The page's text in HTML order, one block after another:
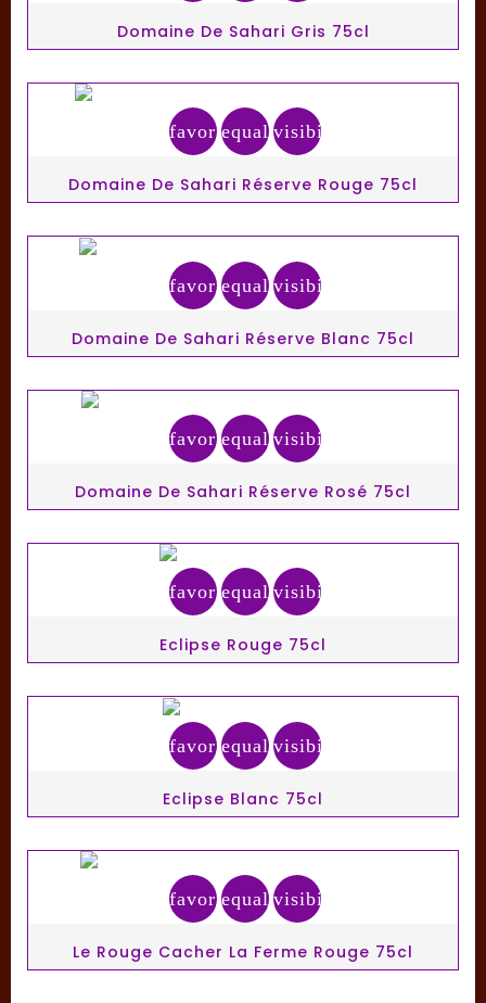
Domaine De Sahari Gris 75cl
favorite_border
equalizervisibility
Domaine De Sahari Réserve Rouge 75cl
favorite_border
equalizervisibility
Domaine De Sahari Réserve Blanc 75cl
favorite_border
equalizervisibility
Domaine De Sahari Réserve Rosé 75cl
favorite_border
equalizervisibility
Eclipse Rouge 75cl
favorite_border
equalizervisibility
Eclipse Blanc 75cl
favorite_border
equalizervisibility
Le Rouge Cacher La Ferme Rouge 75cl